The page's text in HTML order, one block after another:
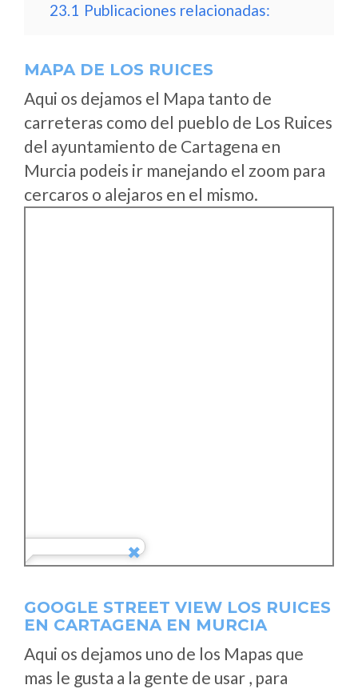
23.1 Publicaciones relacionadas:
MAPA DE LOS RUICES
Aqui os dejamos el Mapa tanto de
carreteras como del pueblo de Los Ruices
del ayuntamiento de Cartagena en
Murcia podeis ir manejando el zoom para
cercaros o alejaros en el mismo.
GOOGLE STREET VIEW LOS RUICES
EN CARTAGENA EN MURCIA
Aqui os dejamos uno de los Mapas que
mas le gusta a la gente de usar , para